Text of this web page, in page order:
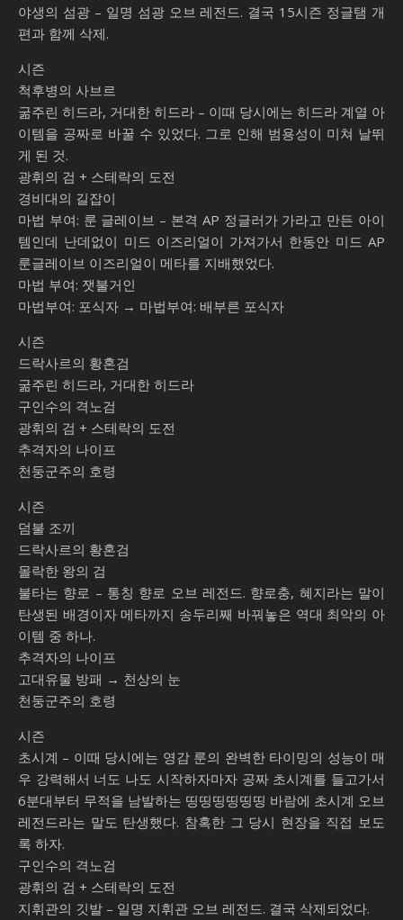
야생의 섬광 – 일명 섬광 오브 레전드. 결국 15시즌 정글탬 개
편과 함께 삭제.
시즌
척후병의 사브르
굶주린 히드라, 거대한 히드라 – 이때 당시에는 히드라 계열 아
이템을 공짜로 바꿀 수 있었다. 그로 인해 범용성이 미쳐 날뛰
게 된 것.
광휘의 검 + 스테락의 도전
경비대의 길잡이
마법 부여: 룬 글레이브 – 본격 AP 정글러가 가라고 만든 아이
템인데 난데없이 미드 이즈리얼이 가져가서 한동안 미드 AP
룬글레이브 이즈리얼이 메타를 지배했었다.
마법 부여: 잿불거인
마법부여: 포식자 → 마법부여: 배부른 포식자
시즌
드락사르의 황혼검
굶주린 히드라, 거대한 히드라
구인수의 격노검
광휘의 검 + 스테락의 도전
추격자의 나이프
천둥군주의 호령
시즌
덤불 조끼
드락사르의 황혼검
몰락한 왕의 검
불타는 향로 – 통칭 향로 오브 레전드. 향로충, 혜지라는 말이
탄생된 배경이자 메타까지 송두리째 바꿔놓은 역대 최악의 아
이템 중 하나.
추격자의 나이프
고대유물 방패 → 천상의 눈
천둥군주의 호령
시즌
초시계 – 이때 당시에는 영감 룬의 완벽한 타이밍의 성능이 매
우 강력해서 너도 나도 시작하자마자 공짜 초시계를 들고가서
6분대부터 무적을 남발하는 띵띵띵띵띵띵 바람에 초시계 오브
레전드라는 말도 탄생했다. 참혹한 그 당시 현장을 직접 보도
록 하자.
구인수의 격노검
광휘의 검 + 스테락의 도전
지휘관의 깃발 – 일명 지휘관 오브 레전드. 결국 삭제되었다.